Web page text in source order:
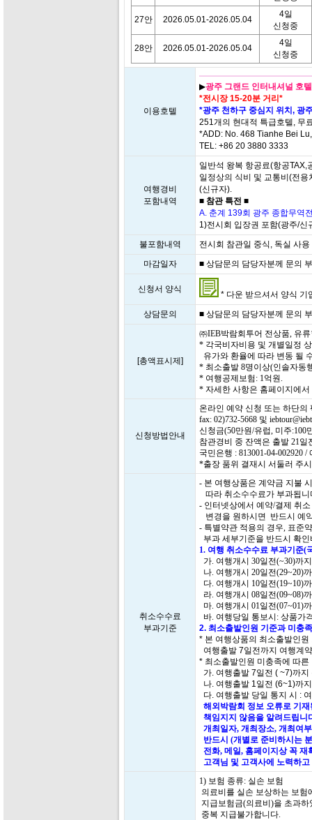
27안 2026.05.01-2026.05.04
4일
신청중
28안 2026.05.01-2026.05.04
4일
신청중
이용호텔
▶광주 그랜드 인터내셔널 호
*전시장 15-20분 거리*
*광주 천하구 중심지 위치, 광
251개의 현대적 특급호텔, 무
*ADD: No. 468 Tianhe Bei
TEL: +86 20 3880 3333
여행경비
포함내역
일반석 왕복 항공료(항공
일정상의 식비 및 교통비(전
(신규자).
■ 참관 특전 ■
A. 춘계 139회 광주 종합무역
1)전시회 입장권 포함(광주/신
불포함내역
전시회 참관일 중식, 독실 사
마감일자
■ 상담문의 담당자분께 문의
신청서 양식
* 다운 받으셔서 양식
상담문의
■ 상담문의 담당자분께 문의
[총액표시제]
㈜IEB박람회투어 전상품, 유
* 각국비자비용 및 개별일정
유가와 환율에 따라 변동 될
* 최소출발 8명이상(인솔자동
* 여행공제보험: 1억원.
* 자세한 사항은 홈페이지에
신청방법안내
온라인 예약 신청 또는 하단
fax: 02)732-5668 및
신청금(50만원/유럽, 미주:100
참관경비 중 잔액은 출발 21
국민은행 : 813001-04-002920
*출장 품위 결재시 서둘러 주
취소수수료
부과기준
- 본 여행상품은 계약금 지불
따라 취소수수료가 부과됩니
- 인터넷상에서 예약/결제 취
변경을 원하시면 반드시 예
- 특별약관 적용의 경우, 표준
부과 세부기준을 반드시 확
1. 여행 취소수수료 부과기준(
가. 여행개시 30일전(~30)까
나. 여행개시 20일전(29~20)
다. 여행개시 10일전(19~10)
라. 여행개시 08일전(09~08)
마. 여행개시 01일전(07~01)
바. 여행당일 통보시: 상품가
2. 최소출발인원 기준과 미충
* 본 여행상품의 최소출발인
여행출발 7일전까지 여행계
* 최소출발인원 미충족에 따
가. 여행출발 7일전 ( ~7)까
나. 여행출발 1일전 (6~1)까
다. 여행출발 당일 통지 시 :
해외박람회 정보 오류로 기
책임지지 않음을 알려드립니
개최일자, 개최장소, 개최여
반드시 (개별로 준비하시는
전화, 메일, 홈페이지상 꼭 재
고객님 및 고객사에 노력하
1) 보험 종류: 실손 보험
의료비를 실손 보상하는 보
지급보험금(의료비)을 초과
중복 지급불가합니다.